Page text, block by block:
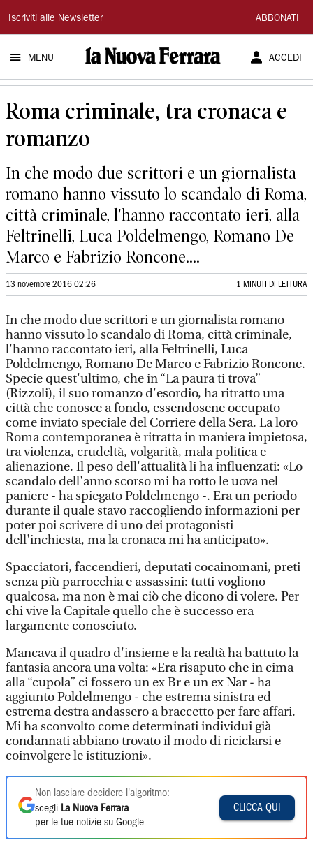
La
Nuova
Ferrara
Iscriviti alle Newsletter ABBONATI
MENU ACCEDI
Roma criminale, tra cronaca e
romanzo
In che modo due scrittori e un giornalista
romano hanno vissuto lo scandalo di Roma,
città criminale, l'hanno raccontato ieri, alla
Feltrinelli, Luca Poldelmengo, Romano De
Marco e Fabrizio Roncone....
13 novembre 2016 02:26 1 MINUTI DI LETTURA
In che modo due scrittori e un giornalista romano
hanno vissuto lo scandalo di Roma, città criminale,
l'hanno raccontato ieri, alla Feltrinelli, Luca
Poldelmengo, Romano De Marco e Fabrizio Roncone.
Specie quest'ultimo, che in “La paura ti trova”
(Rizzoli), il suo romanzo d'esordio, ha ritratto una
città che conosce a fondo, essendosene occupato
come inviato speciale del Corriere della Sera. La loro
Roma contemporanea è ritratta in maniera impietosa,
tra violenza, crudeltà, volgarità, mala politica e
alienazione. Il peso dell'attualità li ha influenzati: «Lo
scandalo dell'anno scorso mi ha rotto le uova nel
paniere - ha spiegato Poldelmengo -. Era un periodo
durante il quale stavo raccogliendo informazioni per
poter poi scrivere di uno dei protagonisti
dell'inchiesta, ma la cronaca mi ha anticipato».
Spacciatori, faccendieri, deputati cocainomani, preti
senza più parrocchia e assassini: tutti vogliono
qualcosa, ma non è mai ciò che dicono di volere. Per
chi vive la Capitale quello che è successo era
largamente conosciuto.
Mancava il quadro d'insieme e la realtà ha battuto la
fantasia ancora una volta: «Era risaputo che in cima
alla “cupola” ci fossero un ex Br e un ex Nar - ha
aggiunto Poldelmengo - che estrema sinistra ed
estrema destra andassero a braccetto per fare affari.
Mi ha sconvolto come determinati individui già
condannati abbiano trovato il modo di riciclarsi e
coinvolgere le istituzioni».
Non lasciare decidere l'algoritmo:
scegli La Nuova Ferrara
per le tue notizie su Google
CLICCA QUI